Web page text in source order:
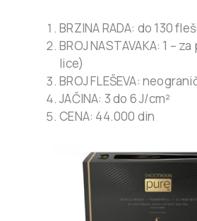
BRZINA RADA: do 130
BROJ NASTAVAKA: 1 –
lice)
BROJ FLEŠEVA:
JAČINA: 3 do 6 J/cm²
CENA: 44.000 din